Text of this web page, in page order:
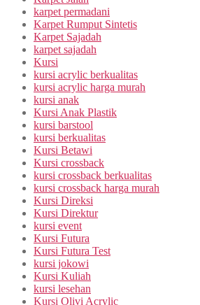
karpet permadani
Karpet Rumput Sintetis
Karpet Sajadah
karpet sajadah
Kursi
kursi acrylic berkualitas
kursi acrylic harga murah
kursi anak
Kursi Anak Plastik
kursi barstool
kursi berkualitas
Kursi Betawi
Kursi crossback
kursi crossback berkualitas
kursi crossback harga murah
Kursi Direksi
Kursi Direktur
kursi event
Kursi Futura
Kursi Futura Test
kursi jokowi
Kursi Kuliah
kursi lesehan
Kursi Olivi Acrylic